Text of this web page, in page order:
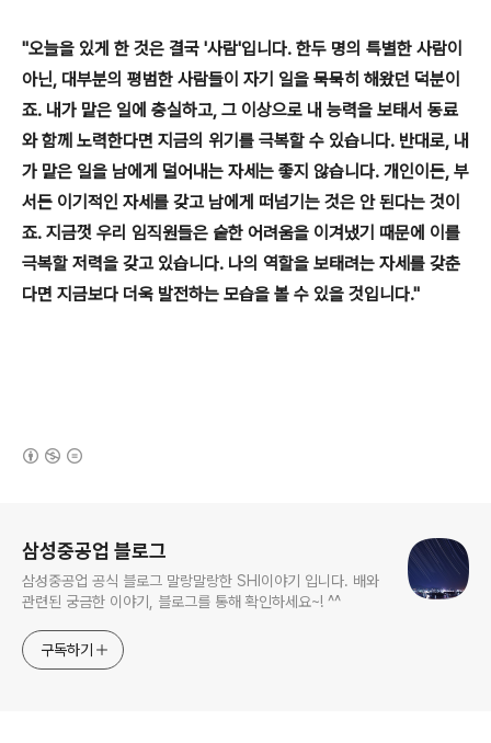
"오늘을 있게 한 것은 결국 '사람'입니다. 한두 명의 특별한 사람이
아닌, 대부분의 평범한 사람들이 자기 일을 묵묵히 해왔던 덕분이
죠. 내가 맡은 일에 충실하고, 그 이상으로 내 능력을 보태서 동료
와 함께 노력한다면 지금의 위기를 극복할 수 있습니다. 반대로, 내
가 맡은 일을 남에게 덜어내는 자세는 좋지 않습니다. 개인이든, 부
서든 이기적인 자세를 갖고 남에게 떠넘기는 것은 안 된다는 것이
죠. 지금껏 우리 임직원들은 숱한 어려움을 이겨냈기 때문에 이를
극복할 저력을 갖고 있습니다. 나의 역할을 보태려는 자세를 갖춘
다면 지금보다 더욱 발전하는 모습을 볼 수 있을 것입니다."
삼성중공업 블로그
삼성중공업 공식 블로그 말랑말랑한 SHI이야기 입니다. 배와
관련된 궁금한 이야기, 블로그를 통해 확인하세요~! ^^
구독하기